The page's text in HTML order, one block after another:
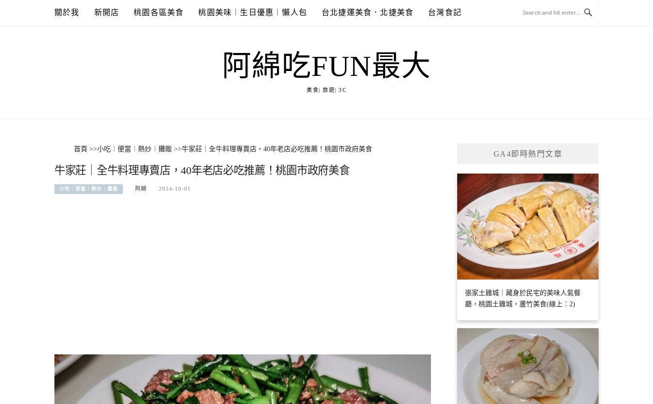
關於我 新開店 桃園各區美食 桃園美味︱生日優惠︱懶人包 台北捷運美食．北捷美食 台灣食記
阿綿吃FUN最大
美食| 旅遊| 3C
首頁 >>小吃︱便當︱熱炒︱攤販 >>牛家莊｜全牛料理專賣店，40年老店必吃推薦！桃園市政府美食
牛家莊｜全牛料理專賣店，40年老店必吃推薦！桃園市政府美食
小吃︱便當︱熱炒︱攤販 阿綿 2024-10-01
GA4即時熱門文章
張家土雞城｜藏身於民宅的美味人氣餐
廳，桃園土雞城，蘆竹美食(線上：2)